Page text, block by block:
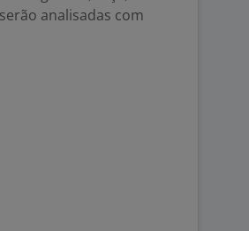
analisadas com